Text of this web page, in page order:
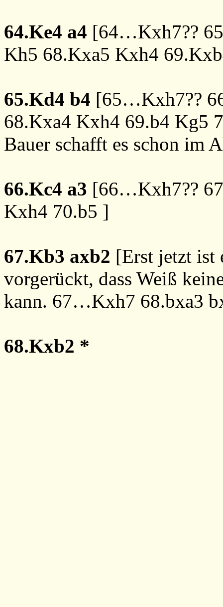
64.Ke4 a4 [64…Kxh7??
Kh5 68.Kxa5 Kxh4
65.Kd4 b4 [65…Kxh7??
68.Kxa4 Kxh4 69.b4 Kg5
Bauer schafft es schon im
66.Kc4 a3 [66…Kxh7??
Kxh4 70.b5 ]
67.Kb3 axb2 [Erst jetzt ist
vorgerückt, dass Weiß
kann. 67…Kxh7 68.bxa3
68.Kxb2 *